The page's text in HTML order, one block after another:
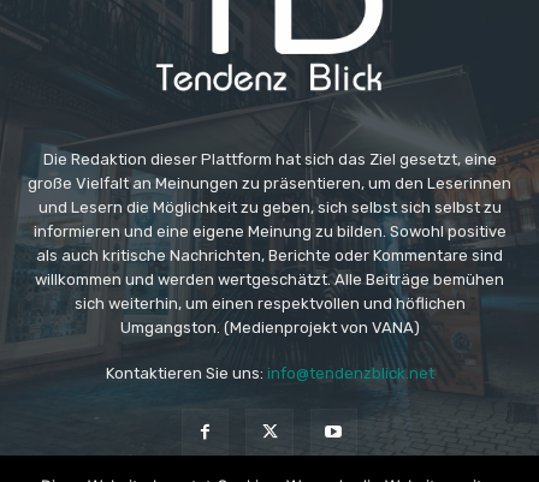
Die Redaktion dieser Plattform hat sich das Ziel gesetzt, eine
große Vielfalt an Meinungen zu präsentieren, um den Leserinnen
und Lesern die Möglichkeit zu geben, sich selbst sich selbst zu
informieren und eine eigene Meinung zu bilden. Sowohl positive
als auch kritische Nachrichten, Berichte oder Kommentare sind
willkommen und werden wertgeschätzt. Alle Beiträge bemühen
sich weiterhin, um einen respektvollen und höflichen
Umgangston. (Medienprojekt von VANA)
Kontaktieren Sie uns: info@tendenzblick.net